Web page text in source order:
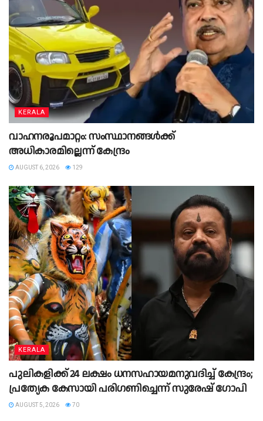
KERALA
വാഹനരൂപമാറ്റം: സംസ്ഥാനങ്ങൾക്ക്
അധികാരമില്ലെന്ന് കേന്ദ്രം
AUGUST 6, 2026 129
KERALA
പുലികളിക്ക് 24 ലക്ഷം ധനസഹായമനുവദിച്ച് കേന്ദ്രം;
പ്രത്യേക കേസായി പരിഗണിച്ചെന്ന് സുരേഷ് ഗോപി
AUGUST 5, 2026 70